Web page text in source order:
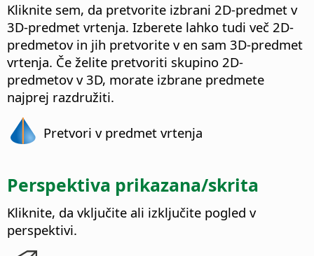
Kliknite sem, da pretvorite izbrani 2D-predmet v
3D-predmet vrtenja. Izberete lahko tudi več 2D-
predmetov in jih pretvorite v en sam 3D-predmet
vrtenja. Če želite pretvoriti skupino 2D-
predmetov v 3D, morate izbrane predmete
najprej razdružiti.
Pretvori v predmet vrtenja
Perspektiva prikazana/skrita
Kliknite, da vključite ali izključite pogled v
perspektivi.